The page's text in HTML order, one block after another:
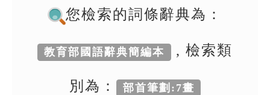
您檢索的詞條辭典為：
教育部國語辭典簡編本 , 檢索類
別為： 部首筆劃:7畫